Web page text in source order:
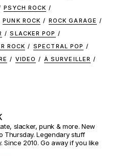
PSYCH ROCK
PUNK ROCK
ROCK GARAGE
SLACKER POP
ROCK
SPECTRAL POP
VIDEO À SURVEILLER
slacker, punk & more. New
Thursday. Legendary stuff
Since 2010. Go away if you like